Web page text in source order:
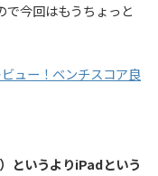
で今回はもうちょっと
ュー！ベンチスコア良
というよりiPadという